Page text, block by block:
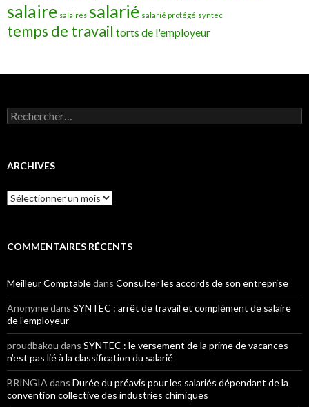
salaire salaires salarié salarié protégé syntec
temps de travail torts de l'employeur
Rechercher :
ARCHIVES
Archives
COMMENTAIRES RÉCENTS
Meilleur Comptabledans Consulter les accords de son entreprise
Anonymedans SYNTEC : arrêt de travail et complément de salaire
de l’employeur
proudbakou dans SYNTEC : le versement de la prime de vacances
n’est pas lié à la classification du salarié
BRINGIA dans Durée du préavis pour les salariés dépendant de la
convention collective des industries chimiques